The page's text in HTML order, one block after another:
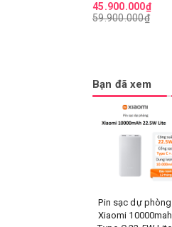
45.900.000₫
59.900.000₫
Bạn đã xem
Pin sạc dự phòng
Xiaomi 10000mah